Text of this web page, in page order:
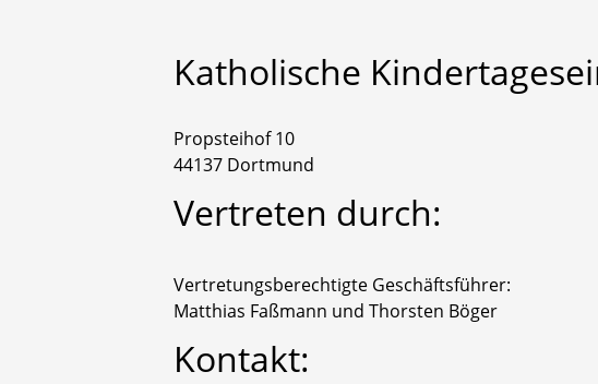
Katholische
Propsteihof 10
44137 Dortmund
Vertreten durch:
Vertretungsberechtigte Geschäftsführer:
Matthias Faßmann und Thorsten Böger
Kontakt: